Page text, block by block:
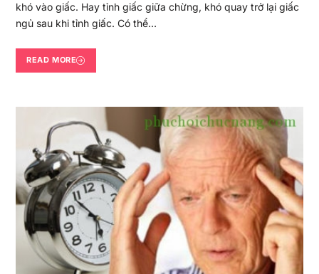
khó vào giấc. Hay tỉnh giấc giữa chừng, khó quay trở lại giấc
ngủ sau khi tỉnh giấc. Có thể…
READ MORE